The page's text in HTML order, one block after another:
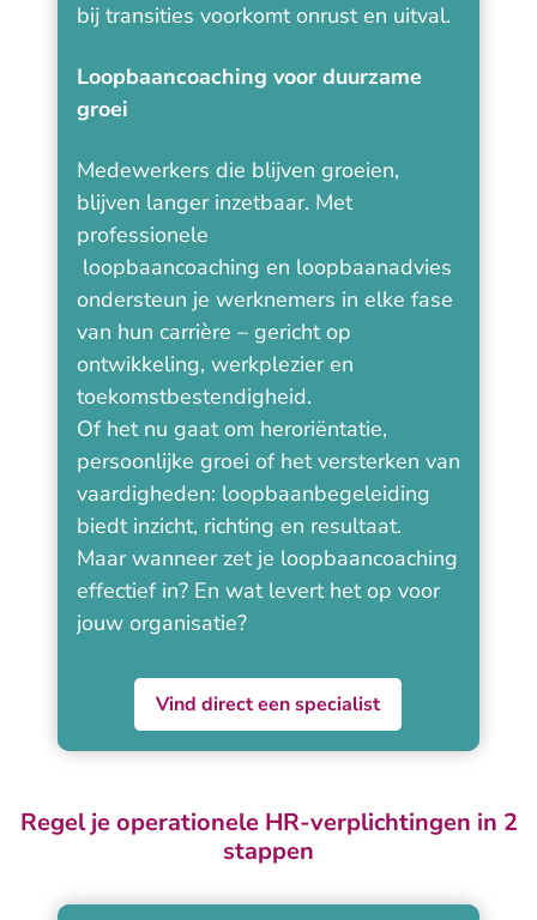
bij transities voorkomt onrust en uitval.
Loopbaancoaching voor duurzame
groei
Medewerkers die blijven groeien,
blijven langer inzetbaar. Met
professionele
loopbaancoaching en loopbaanadvies
ondersteun je werknemers in elke fase
van hun carrière – gericht op
ontwikkeling, werkplezier en
toekomstbestendigheid.
Of het nu gaat om heroriëntatie,
persoonlijke groei of het versterken van
vaardigheden: loopbaanbegeleiding
biedt inzicht, richting en resultaat.
Maar wanneer zet je loopbaancoaching
effectief in? En wat levert het op voor
jouw organisatie?
Vind direct een specialist
Regel je operationele HR-verplichtingen in 2
stappen